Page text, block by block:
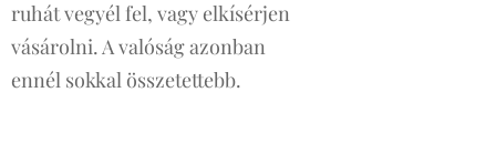
ruhát vegyél fel, vagy elkísérjen
vásárolni. A valóság azonban
ennél sokkal összetettebb.